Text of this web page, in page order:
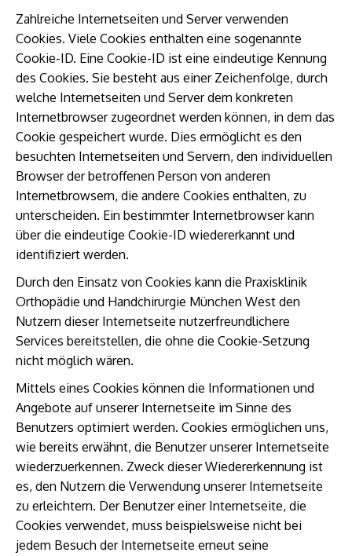
Zahlreiche Internetseiten und Server verwenden
Cookies. Viele Cookies enthalten eine sogenannte
Cookie-ID. Eine Cookie-ID ist eine eindeutige Kennung
des Cookies. Sie besteht aus einer Zeichenfolge, durch
welche Internetseiten und Server dem konkreten
Internetbrowser zugeordnet werden können, in dem das
Cookie gespeichert wurde. Dies ermöglicht es den
besuchten Internetseiten und Servern, den individuellen
Browser der betroffenen Person von anderen
Internetbrowsern, die andere Cookies enthalten, zu
unterscheiden. Ein bestimmter Internetbrowser kann
über die eindeutige Cookie-ID wiedererkannt und
identifiziert werden.
Durch den Einsatz von Cookies kann die Praxisklinik
Orthopädie und Handchirurgie München West den
Nutzern dieser Internetseite nutzerfreundlichere
Services bereitstellen, die ohne die Cookie-Setzung
nicht möglich wären.
Mittels eines Cookies können die Informationen und
Angebote auf unserer Internetseite im Sinne des
Benutzers optimiert werden. Cookies ermöglichen uns,
wie bereits erwähnt, die Benutzer unserer Internetseite
wiederzuerkennen. Zweck dieser Wiedererkennung ist
es, den Nutzern die Verwendung unserer Internetseite
zu erleichtern. Der Benutzer einer Internetseite, die
Cookies verwendet, muss beispielsweise nicht bei
jedem Besuch der Internetseite erneut seine